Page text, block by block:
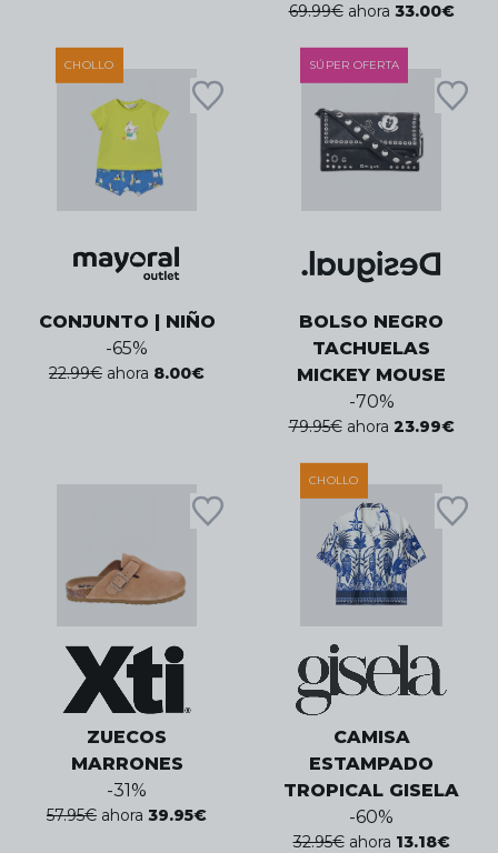
69.99€ ahora 33.00€
CHOLLO
CONJUNTO | NIÑO
-65%
22.99€ ahora 8.00€
SÚPER OFERTA
BOLSO NEGRO
TACHUELAS
MICKEY MOUSE
-70%
79.95€ ahora 23.99€
ZUECOS
MARRONES
-31%
57.95€ ahora 39.95€
CHOLLO
CAMISA
ESTAMPADO
TROPICAL GISELA
-60%
32.95€ ahora 13.18€